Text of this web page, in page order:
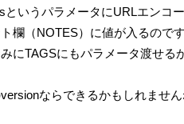
というパラメータにURLエンコ
ト欄（NOTES）に値が入るのです
にTAGSにもパラメータ渡せる
ならできるかもしれません